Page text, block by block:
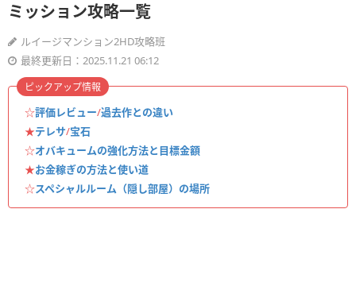
ミッション攻略一覧
ルイージマンション2HD攻略班
最終更新日：2025.11.21 06:12
☆評価レビュー/過去作との違い
★テレサ/宝石
☆オバキュームの強化方法と目標金額
★お金稼ぎの方法と使い道
☆スペシャルルーム（隠し部屋）の場所
ピックアップ情報